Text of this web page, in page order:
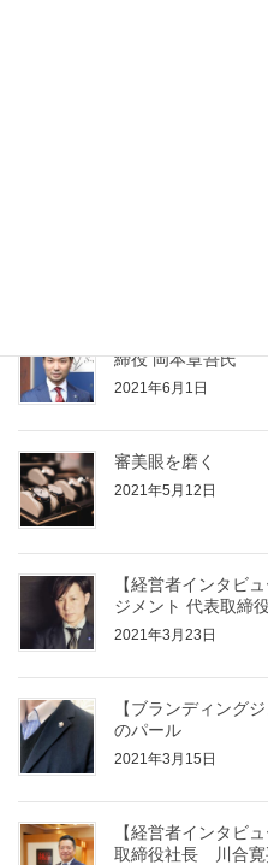
締役 岡本章吾氏
2021年6月1日
審美眼を磨く
2021年5月12日
【経営者インタビ
ジメント 代表取締
2021年3月23日
【ブランディング
のパール
2021年3月15日
【経営者インタビ
取締役社長 川合寛